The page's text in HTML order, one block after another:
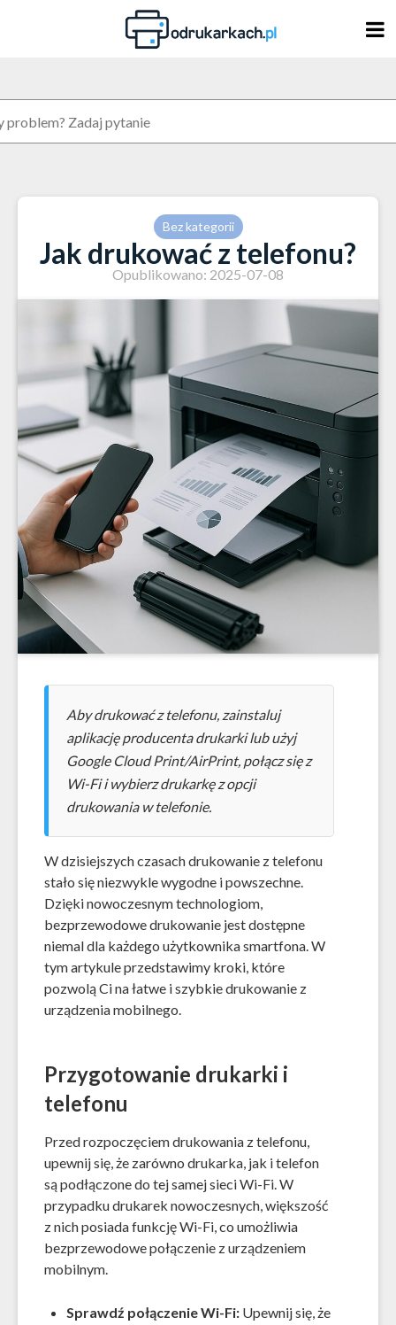
Bez kategorii
Jak drukować z telefonu?
Opublikowano: 2025-07-08
Aby drukować z telefonu, zainstaluj
aplikację producenta drukarki lub użyj
Google Cloud Print/AirPrint, połącz się z
Wi-Fi i wybierz drukarkę z opcji
drukowania w telefonie.
W dzisiejszych czasach drukowanie z telefonu
stało się niezwykle wygodne i powszechne.
Dzięki nowoczesnym technologiom,
bezprzewodowe drukowanie jest dostępne
niemal dla każdego użytkownika smartfona. W
tym artykule przedstawimy kroki, które
pozwolą Ci na łatwe i szybkie drukowanie z
urządzenia mobilnego.
Przygotowanie drukarki i
telefonu
Przed rozpoczęciem drukowania z telefonu,
upewnij się, że zarówno drukarka, jak i telefon
są podłączone do tej samej sieci Wi-Fi. W
przypadku drukarek nowoczesnych, większość
z nich posiada funkcję Wi-Fi, co umożliwia
bezprzewodowe połączenie z urządzeniem
mobilnym.
Sprawdź połączenie Wi-Fi: Upewnij się, że